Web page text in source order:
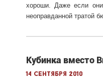
хороши. Даже если
неоправданной тратой
Кубинка вместо
14 сентября 2010